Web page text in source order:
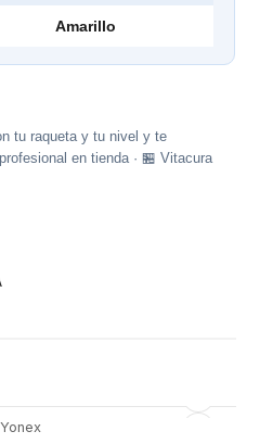
Amarillo
tu raqueta y tu nivel y te
en tienda · 🏪 Vitacura
Yonex